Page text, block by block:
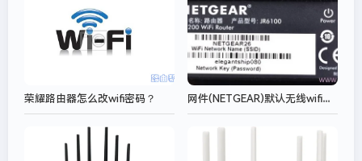
荣耀路由器怎么改wifi密码？ 网件(NETGEAR)默认无线wifi密码是多少?